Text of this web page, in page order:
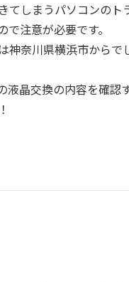
てしまうパソコンの
注意が必要です。
神奈川県横浜市から
液晶交換の内容を確